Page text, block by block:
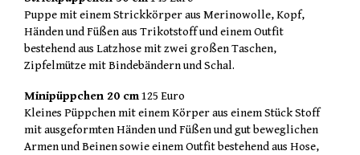
Puppe mit einem Strickkörper aus Merinowolle, Kopf,
Händen und Füßen aus Trikotstoff und einem Outfit
bestehend aus Latzhose mit zwei großen Taschen,
Zipfelmütze mit Bindebändern und Schal.
Minipüppchen 20 cm125 Euro
Kleines Püppchen mit einem Körper aus einem Stück Stoff
mit ausgeformten Händen und Füßen und gut beweglichen
Armen und Beinen sowie einem Outfit bestehend aus Hose,